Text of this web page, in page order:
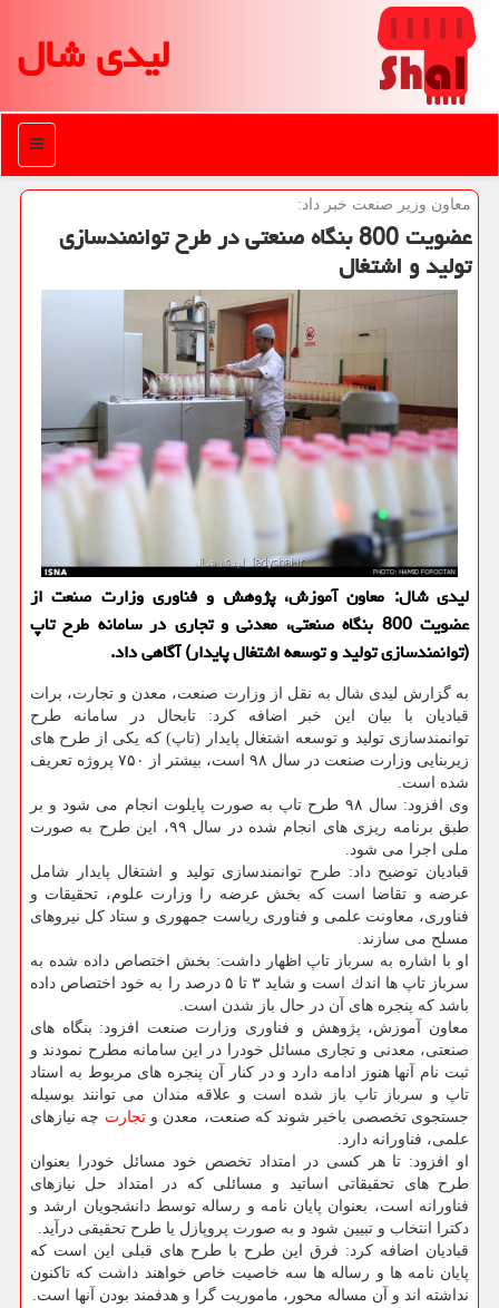
لیدی شال
منو
معاون وزیر صنعت خبر داد:
عضویت 800 بنگاه صنعتی در طرح توانمندسازی
تولید و اشتغال
لیدی شال: معاون آموزش، پژوهش و فناوری وزارت صنعت از
عضویت 800 بنگاه صنعتی، معدنی و تجاری در سامانه طرح تاپ
(توانمندسازی تولید و توسعه اشتغال پایدار) آگاهی داد.
به گزارش لیدی شال به نقل از وزارت صنعت، معدن و تجارت، برات
قبادیان با بیان این خبر اضافه كرد: تابحال در سامانه طرح
توانمندسازی تولید و توسعه اشتغال پایدار (تاپ) كه یكی از طرح های
زیربنایی وزارت صنعت در سال ۹۸ است، بیشتر از ۷۵۰ پروژه تعریف
شده است.
وی افزود: سال ۹۸ طرح تاپ به صورت پایلوت انجام می شود و بر
طبق برنامه ریزی های انجام شده در سال ۹۹، این طرح به صورت
ملی اجرا می شود.
قبادیان توضیح داد: طرح توانمندسازی تولید و اشتغال پایدار شامل
عرضه و تقاضا است كه بخش عرضه را وزارت علوم، تحقیقات و
فناوری، معاونت علمی و فناوری ریاست جمهوری و ستاد كل نیروهای
مسلح می سازند.
او با اشاره به سرباز تاپ اظهار داشت: بخش اختصاص داده شده به
سرباز تاپ ها اندك است و شاید ۳ تا ۵ درصد را به خود اختصاص داده
باشد كه پنجره های آن در حال باز شدن است.
معاون آموزش، پژوهش و فناوری وزارت صنعت افزود: بنگاه های
صنعتی، معدنی و تجاری مسائل خودرا در این سامانه مطرح نمودند و
ثبت نام آنها هنوز ادامه دارد و در كنار آن پنجره های مربوط به استاد
تاپ و سرباز تاپ باز شده است و علاقه مندان می توانند بوسیله
جستجوی تخصصی باخبر شوند كه صنعت، معدن وتجارت چه نیازهای
علمی، فناورانه دارد.
او افزود: تا هر كسی در امتداد تخصص خود مسائل خودرا بعنوان
طرح های تحقیقاتی اساتید و مسائلی كه در امتداد حل نیازهای
فناورانه است، بعنوان پایان نامه و رساله توسط دانشجویان ارشد و
دكترا انتخاب و تبیین شود و به صورت پروپازل یا طرح تحقیقی درآید.
قبادیان اضافه كرد: فرق این طرح با طرح های قبلی این است كه
پایان نامه ها و رساله ها سه خاصیت خاص خواهند داشت كه تاكنون
نداشته اند و آن مساله محور، ماموریت گرا و هدفمند بودن آنها است.